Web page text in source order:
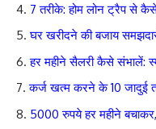
7 तरीके: होम लोन ट्रैप से
घर खरीदने की बजाय
हर महीने सैलरी कैसे संभालें:
कर्ज खत्म करने के 10 जादुई
5000 रुपये हर महीने